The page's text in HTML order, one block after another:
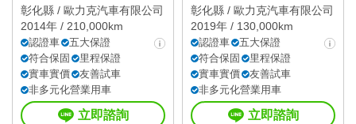
HUD抬顯
彰化縣 / 歐力克汽車有限公司
2014年 / 210,000km
認證車
五大保證
符合保固
里程保證
實車實價
友善試車
非多元化營業用車
立即諮詢
景
彰化縣 / 歐力克汽車有限公司
2019年 / 130,000km
認證車
五大保證
符合保固
里程保證
實車實價
友善試車
非多元化營業用車
立即諮詢